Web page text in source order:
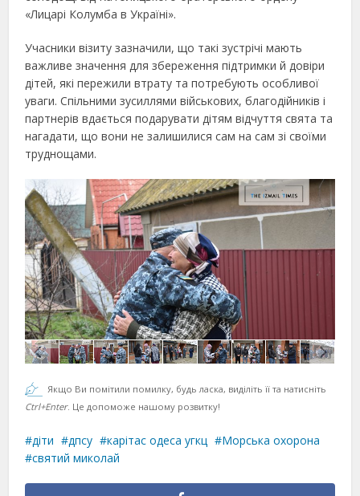
«Лицарі Колумба в Україні».
Учасники візиту зазначили, що такі зустрічі мають
важливе значення для збереження підтримки й довіри
дітей, які пережили втрату та потребують особливої
уваги. Спільними зусиллями військових, благодійників і
партнерів вдається подарувати дітям відчуття свята та
нагадати, що вони не залишилися сам на сам зі своїми
труднощами.
Якщо Ви помітили помилку, будь ласка, виділіть її та натисніть
Ctrl+Enter. Це допоможе нашому розвитку!
діти дпсу карітас одеса угкц
Морська охорона
святий миколай